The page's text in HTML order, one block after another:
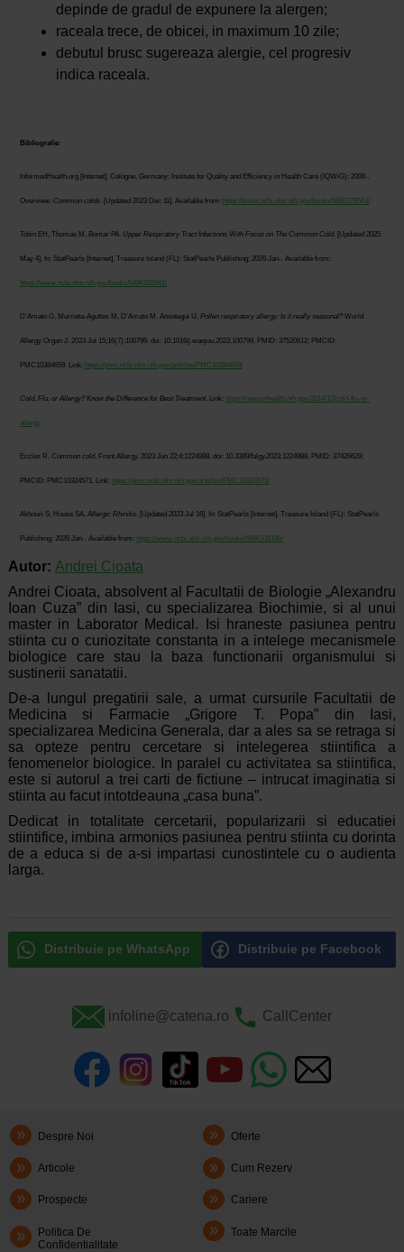
depinde de gradul de expunere la alergen;
raceala trece, de obicei, in maximum 10 zile;
debutul brusc sugereaza alergie, cel progresiv
indica raceala.
Bibliografie:
InformedHealth.org [Internet]. Cologne, Germany: Institute for Quality and Efficiency in Health Care (IQWiG); 2006-.
Overview: Common colds. [Updated 2023 Dec 11]. Available from: https://www.ncbi.nlm.nih.gov/books/NBK279543/
Tobin EH, Thomas M, Bomar PA. Upper Respiratory Tract Infections With Focus on The Common Cold. [Updated 2025
May 4]. In: StatPearls [Internet]. Treasure Island (FL): StatPearls Publishing; 2026 Jan-. Available from:
https://www.ncbi.nlm.nih.gov/books/NBK532961/
D'Amato G, Murrieta-Aguttes M, D'Amato M, Ansotegui IJ. Pollen respiratory allergy: Is it really seasonal?World
Allergy Organ J. 2023 Jul 15;16(7):100799. doi: 10.1016/j.waojou.2023.100799. PMID: 37520612; PMCID:
PMC10384659. Link: https://pmc.ncbi.nlm.nih.gov/articles/PMC10384659/
Cold, Flu, or Allergy? Know the Difference for Best Treatment. Link: https://newsinhealth.nih.gov/2014/10/cold-flu-or-
allergy
Eccles R. Common cold. Front Allergy. 2023 Jun 22;4:1224988. doi: 10.3389/falgy.2023.1224988. PMID: 37426629;
PMCID: PMC10324571. Link: https://pmc.ncbi.nlm.nih.gov/articles/PMC10324571/
Akhouri S, House SA. Allergic Rhinitis. [Updated 2023 Jul 16]. In: StatPearls [Internet]. Treasure Island (FL): StatPearls
Publishing; 2026 Jan-. Available from: https://www.ncbi.nlm.nih.gov/books/NBK538186/
Autor: Andrei Cioata
Andrei Cioata, absolvent al Facultatii de Biologie „Alexandru
Ioan Cuza” din Iasi, cu specializarea Biochimie, si al unui
master in Laborator Medical. Isi hraneste pasiunea pentru
stiinta cu o curiozitate constanta in a intelege mecanismele
biologice care stau la baza functionarii organismului si
sustinerii sanatatii.
De-a lungul pregatirii sale, a urmat cursurile Facultatii de
Medicina si Farmacie „Grigore T. Popa” din Iasi,
specializarea Medicina Generala, dar a ales sa se retraga si
sa opteze pentru cercetare si intelegerea stiintifica a
fenomenelor biologice. In paralel cu activitatea sa stiintifica,
este si autorul a trei carti de fictiune – intrucat imaginatia si
stiinta au facut intotdeauna „casa buna”.
Dedicat in totalitate cercetarii, popularizarii si educatiei
stiintifice, imbina armonios pasiunea pentru stiinta cu dorinta
de a educa si de a-si impartasi cunostintele cu o audienta
larga.
Distribuie pe WhatsApp Distribuie pe Facebook
infoline@catena.ro CallCenter
Despre Noi Oferte
Articole Cum Rezerv
Prospecte Cariere
Politica De
Confidentialitate
Toate Marcile